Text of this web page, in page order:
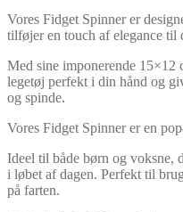
Vores Fidget Spinner er
tilføjer en touch af elegance til
Med sine imponerende 15×12
legetøj perfekt i din hånd og
og spinde.
Vores Fidget Spinner er en
Ideel til både børn og voksne,
i løbet af dagen. Perfekt til
på farten.